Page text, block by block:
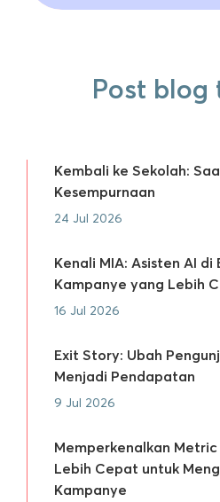
Post blog
Kembali ke Sekolah:
Kesempurnaan
24 Jul 2026
Kenali MIA: Asisten AI di
Kampanye yang Lebih
16 Jul 2026
Exit Story: Ubah
Menjadi Pendapatan
9 Jul 2026
Memperkenalkan
Lebih Cepat untuk
Kampanye